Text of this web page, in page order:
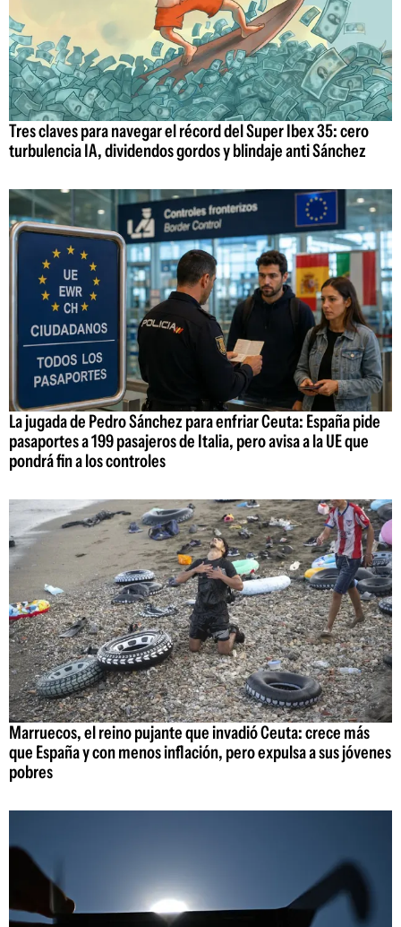
Tres claves para navegar el récord del Super Ibex 35: cero
turbulencia IA, dividendos gordos y blindaje anti Sánchez
La jugada de Pedro Sánchez para enfriar Ceuta: España pide
pasaportes a 199 pasajeros de Italia, pero avisa a la UE que
pondrá fin a los controles
Marruecos, el reino pujante que invadió Ceuta: crece más
que España y con menos inflación, pero expulsa a sus jóvenes
pobres